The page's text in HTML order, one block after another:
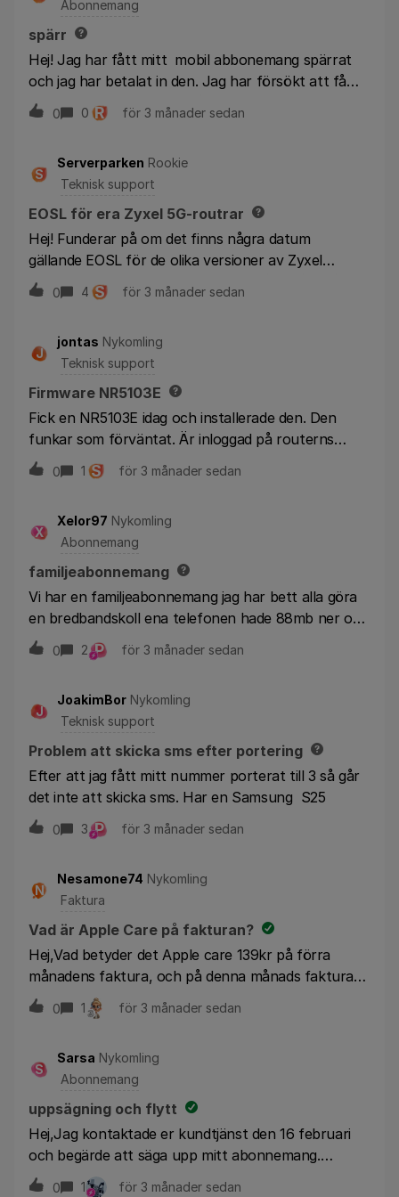
Abonnemang
spärr
Hej! Jag har fått mitt mobil abbonemang spärrat
och jag har betalat in den. Jag har försökt att få
kontakt med kundtjänst då jag vet att ni kan ta bort
spärren direkt på ett par minuter men jag kommer
fysisk person. Jag har betalt till inkassobolaget och
AI säger att jag måste vänta i 1-3 dagar men jag vet
att jag kan få bort spärren tidigare. Hur ska jag
göra????
0 0 R för 3 månader sedan
S
Serverparken Rookie
Teknisk support
EOSL för era Zyxel 5G-routrar
Hej! Funderar på om det finns några datum
gällande EOSL för de olika versioner av Zyxel
NR5103E routrar som ni säljer och sålt i några år?
Hur länge kan vi förvänta oss funktions- och
några tusenlappar att köpa en ny, därav min fråga.
0 4 S för 3 månader sedan
J
jontas Nykomling
Teknisk support
Firmware NR5103E
Fick en NR5103E idag och installerade den. Den
funkar som förväntat. Är inloggad på routerns
administrationsgränssnitt och noterar att det finns
en ny firmware tillgänglig för manuell nedtankning.
release notes och versionshistorik för de olika
uppgraderingar av firmware dokumenterade?
0 1 S för 3 månader sedan
X
Xelor97 Nykomling
Abonnemang
familjeabonnemang
Vi har en familjeabonnemang jag har bett alla göra
en bredbandskoll ena telefonen hade 88mb ner och
1.8 upp den andra hade 104mb ner och 15upp tredje
hade 290mb ner och 12 upp men jag har bara 0,08
lilla håla hur kan de vara så stor skillnad på dom 3
första och varför har jag absolut ingenting det
borde ju vara delat imellan oss jag kan inte ens kolla
på en youtube video utan att den börjar buffra
efter några sekunder.
0 2 P för 3 månader sedan
J
JoakimBor Nykomling
Teknisk support
Problem att skicka sms efter portering
Efter att jag fått mitt nummer porterat till 3 så går
det inte att skicka sms. Har en Samsung S25
0 3 P för 3 månader sedan
N
Nesamone74 Nykomling
Faktura
Vad är Apple Care på fakturan?
Hej,Vad betyder det Apple care 139kr på förra
månadens faktura, och på denna månads faktura
68,50kr …?????tack
0 1 för 3 månader sedan
S
Sarsa Nykomling
Abonnemang
uppsägning och flytt
Hej,Jag kontaktade er kundtjänst den 16 februari
och begärde att säga upp mitt abonnemang.
Operatören informerade mig om att jag från och
0 1 för 3 månader sedan